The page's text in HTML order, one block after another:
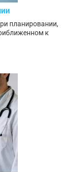
планировании,
к